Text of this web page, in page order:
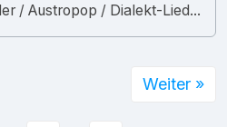
/ Austropop / Dialekt-Lied...
Weiter »